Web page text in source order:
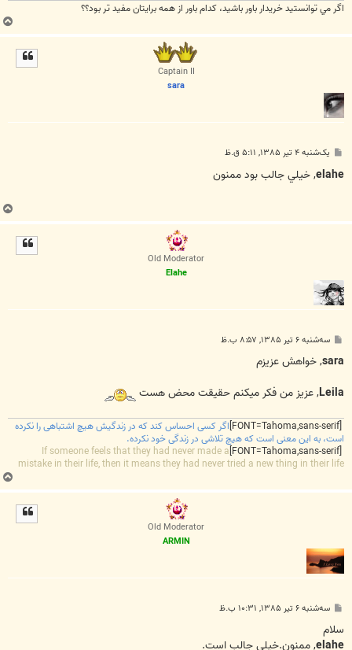
اگر مي توانستيد خريدار باور باشيد، كدام باور از همه برايتان مفيد تر بود؟؟
Captain II
sara
ت
یک‌شنبه ۴ تیر ۱۳۸۵, ۵:۱۱ ق.ظ
elahe, خيلي جالب بود ممنون
Old Moderator
Elahe
ت
سه‌شنبه ۶ تیر ۱۳۸۵, ۸:۵۷ ب.ظ
sara, خواهش عزيزم
Leila, عزيز من فکر ميکنم حقيقت محض هست
[FONT=Tahoma,sans-serif]
اگر کسی احساس کند که در زندگیش هیچ اشتباهی را نکرده
است، به این معنی است که هیچ تلاشی در زندگی خود نکرده.
[FONT=Tahoma,sans-serif]
If someone feels that they had never made a
mistake in their life, then it means they had never tried a new thing in their life
Old Moderator
ARMIN
ت
سه‌شنبه ۶ تیر ۱۳۸۵, ۱۰:۳۱ ب.ظ
سلام
elahe, ممنون.خيلي جالب است.